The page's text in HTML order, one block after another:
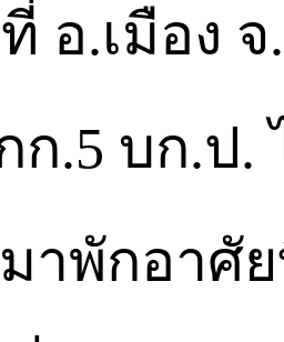
อ.เมือง
ก.5 บก.ป
าพักอาศั